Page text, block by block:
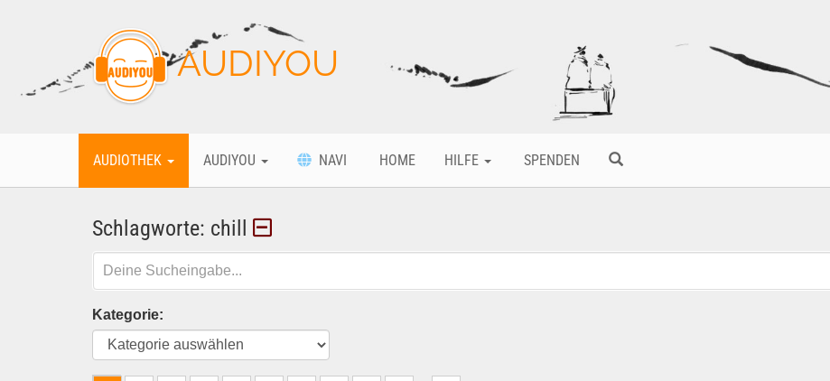
AUDIYOU
AUDIOTHEK AUDIYOU NAVI HOME HILFE SPENDEN
Schlagworte: chill
Kategorie: